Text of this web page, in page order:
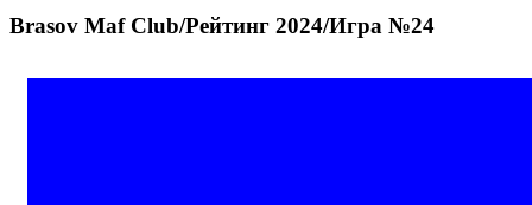
Brasov Maf Club/Рейтинг 2024/Игра №24